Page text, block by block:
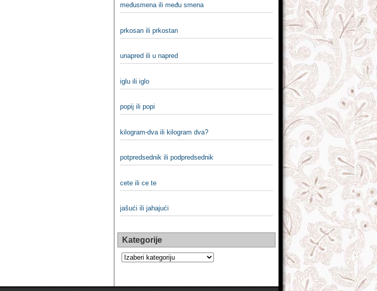
međusmena ili među smena
prkosan ili prkostan
unapred ili u napred
iglu ili iglo
popij ili popi
kilogram-dva ili kilogram dva?
potpredsednik ili podpredsednik
cete ili ce te
jašući ili jahajući
Kategorije
Kategorije